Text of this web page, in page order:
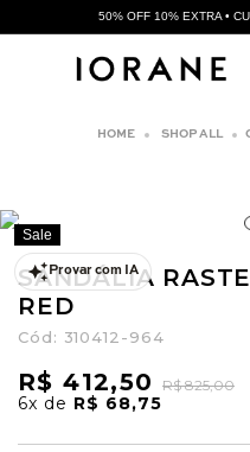
50% OFF 10% EXTRA •
SHOP ALL
Provar com IA
Sale
SANDÁLIA
RED
Cód: 310412-964
R$ 412,50 R$ 825,00
6x de R$ 68,75